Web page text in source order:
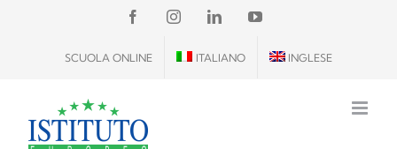
contenuto
FACEBOOKINSTAGRAM
LINKEDINYOUTUBE
SCUOLA ONLINE ITALIANO INGLESE